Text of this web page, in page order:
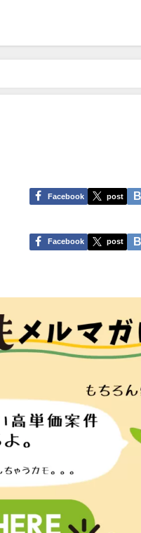
Facebook post
Facebook post